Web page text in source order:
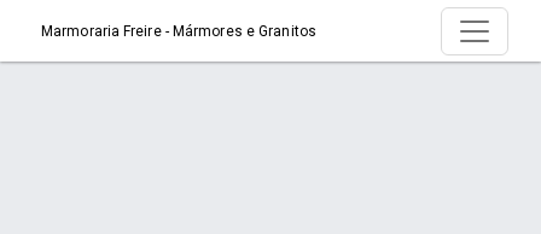
Marmoraria Freire - Mármores e Granitos